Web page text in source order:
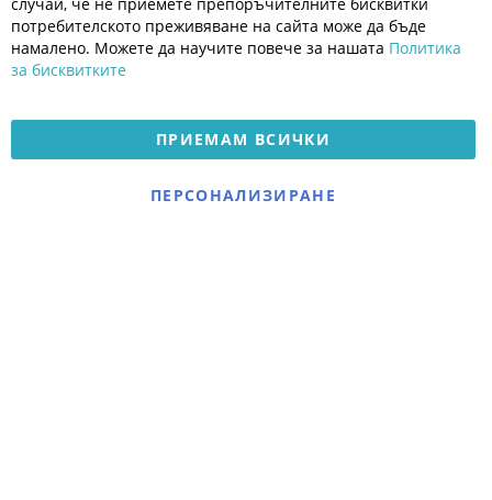
Политика за поверителност
Платформа за OPC
Доставка и плащане
Електронен магазин
разработен и поддържан
потребителското преживяване на сайта може да бъде
намалено. Можете да научите повече за нашата Политика
за бисквитките
ПРИЕМАМ ВСИЧКИ
ПЕРСОНАЛИЗИРАНЕ